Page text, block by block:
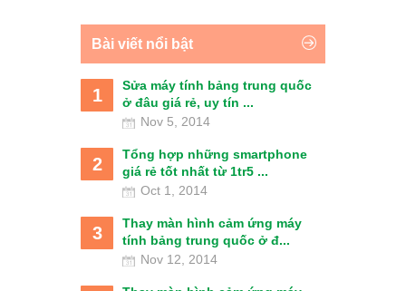
Bài viết nổi bật
1
Sửa máy tính bảng trung quốc
ở đâu giá rẻ, uy tín ...
Nov 5, 2014
2
Tổng hợp những smartphone
giá rẻ tốt nhất từ 1tr5 ...
Oct 1, 2014
3
Thay màn hình cảm ứng máy
tính bảng trung quốc ở đ...
Nov 12, 2014